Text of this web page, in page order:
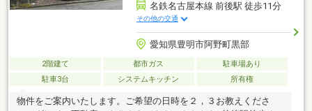
名鉄名古屋本線 前後駅 徒歩11分
その他の交通
愛知県豊明市阿野町黒部
2階建て 都市ガス
駐車場あり
駐車3台
システムキッチン 所有権
物件をご案内いたします。ご希望の日時を２，３お教えくださ